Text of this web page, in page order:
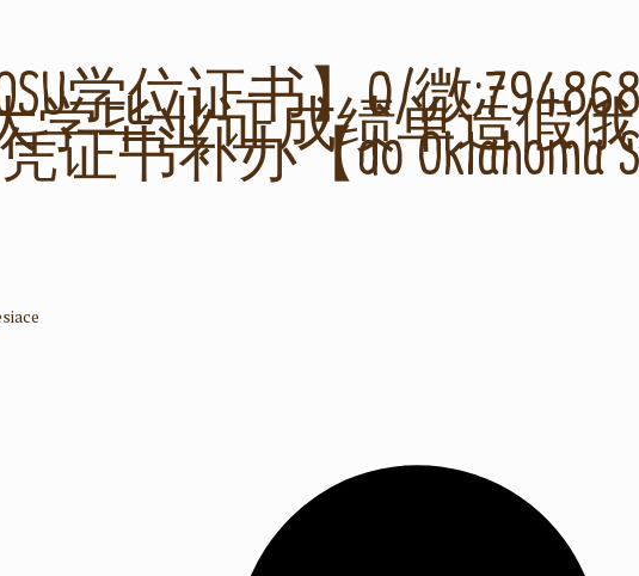
学位证书】Q/微
学毕业证成绩单造假
书补办【do Oklahoma